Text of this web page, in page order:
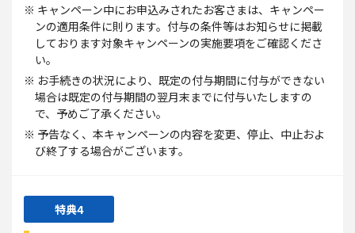
※ キャンペーン中にお申込みされたお客さまは、キャンペー
ンの適用条件に則ります。付与の条件等はお知らせに掲載
しております対象キャンペーンの実施要項をご確認くださ
い。
※ お手続きの状況により、既定の付与期間に付与ができない
場合は既定の付与期間の翌月末までに付与いたしますの
で、予めご了承ください。
※ 予告なく、本キャンペーンの内容を変更、停止、中止およ
び終了する場合がございます。
特典4